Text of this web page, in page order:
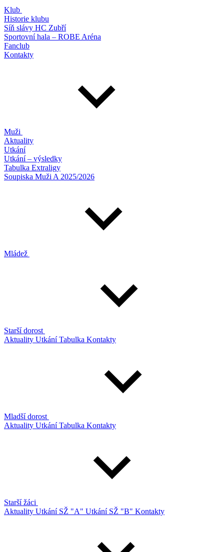
Klub
Historie klubu
Síň slávy HC Zubří
Sportovní hala – ROBE Aréna
Fanclub
Kontakty
Muži
Aktuality
Utkání
Utkání – výsledky
Tabulka Extraligy
Soupiska Muži A 2025/2026
Mládež
Starší dorost
Aktuality UtkáníTabulka Kontakty
Mladší dorost
Aktuality UtkáníTabulka Kontakty
Starší žáci
Aktuality Utkání SŽ "A" Utkání SŽ "B" Kontakty